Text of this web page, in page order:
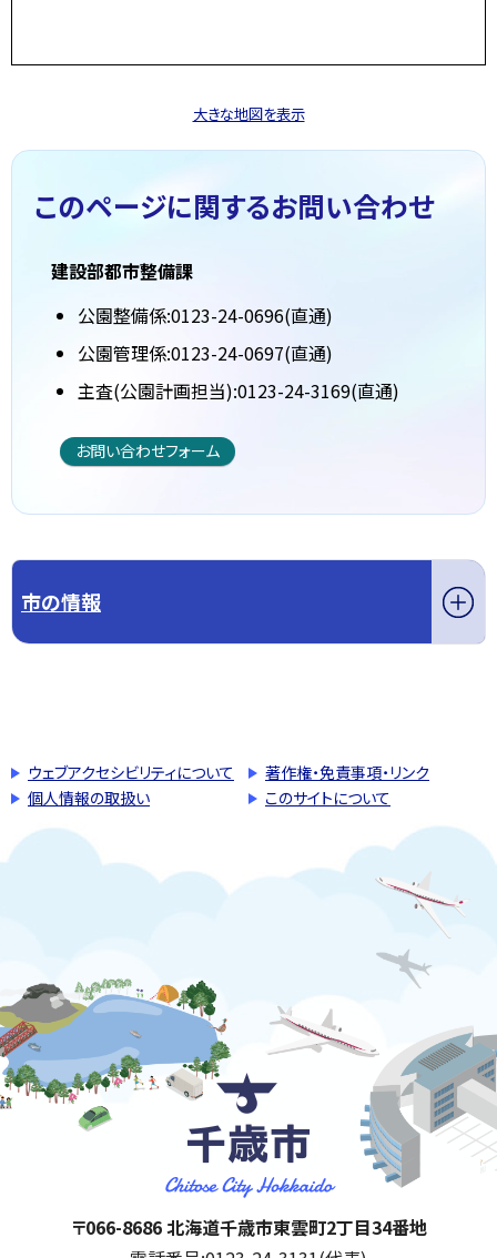
大きな地図を表示
このページに関するお問い合わせ
建設部都市整備課
公園整備係:0123-24-0696(直通)
公園管理係:0123-24-0697(直通)
主査(公園計画担当):0123-24-3169(直通)
お問い合わせフォーム
市の情報
ウェブアクセシビリティについて
著作権・免責事項・リンク
個人情報の取扱い
このサイトについて
千歳市
住所:
〒066-8686 北海道千歳市東雲町2丁目34番地